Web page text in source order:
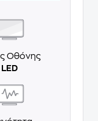
Οθόνης
LED